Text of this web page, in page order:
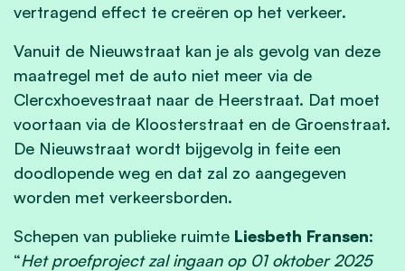
vertragend effect te creëren op het verkeer.
Vanuit de Nieuwstraat kan je als gevolg van deze
maatregel met de auto niet meer via de
Clercxhoevestraat naar de Heerstraat. Dat moet
voortaan via de Kloosterstraat en de Groenstraat.
De Nieuwstraat wordt bijgevolg in feite een
doodlopende weg en dat zal zo aangegeven
worden met verkeersborden.
Schepen van publieke ruimte Liesbeth Fransen:
“Het proefproject zal ingaan op 01 oktober 2025